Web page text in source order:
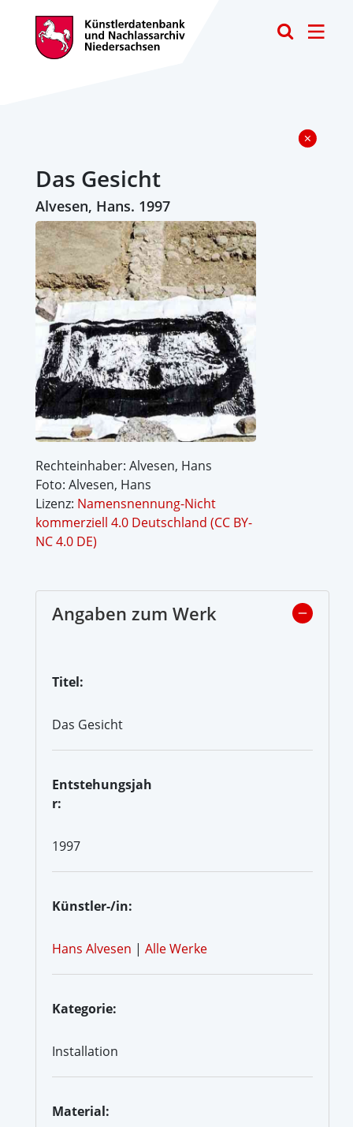
Das Gesicht
Alvesen, Hans. 1997
Rechteinhaber: Alvesen, Hans
Foto: Alvesen, Hans
Lizenz: Namensnennung-Nicht
kommerziell 4.0 Deutschland (CC BY-
NC 4.0 DE)
Angaben zum Werk
Titel:
Das Gesicht
Entstehungsjah
r:
1997
Künstler-/in:
Hans Alvesen | Alle Werke
Kategorie:
Installation
Material: